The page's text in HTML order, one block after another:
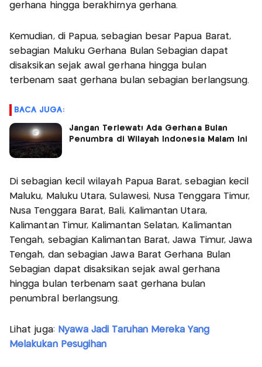
gerhana hingga berakhirnya gerhana.
Kemudian, di Papua, sebagian besar Papua Barat,
sebagian Maluku Gerhana Bulan Sebagian dapat
disaksikan sejak awal gerhana hingga bulan
terbenam saat gerhana bulan sebagian berlangsung.
BACA JUGA:
Jangan Terlewat! Ada Gerhana Bulan
Penumbra di Wilayah Indonesia Malam Ini
Di sebagian kecil wilayah Papua Barat, sebagian kecil
Maluku, Maluku Utara, Sulawesi, Nusa Tenggara Timur,
Nusa Tenggara Barat, Bali, Kalimantan Utara,
Kalimantan Timur, Kalimantan Selatan, Kalimantan
Tengah, sebagian Kalimantan Barat, Jawa Timur, Jawa
Tengah, dan sebagian Jawa Barat Gerhana Bulan
Sebagian dapat disaksikan sejak awal gerhana
hingga bulan terbenam saat gerhana bulan
penumbral berlangsung.
Lihat juga: Nyawa Jadi Taruhan Mereka Yang
Melakukan Pesugihan